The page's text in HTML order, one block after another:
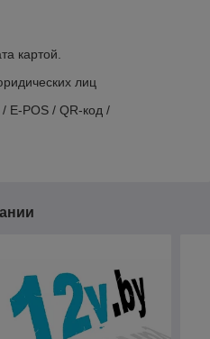
картой.
лиц
E-POS / QR-код /